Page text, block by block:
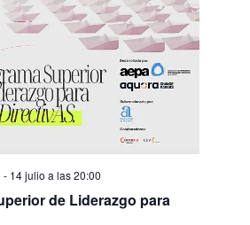
de
Eventos
- 14 julio a las 20:00
de Liderazgo para